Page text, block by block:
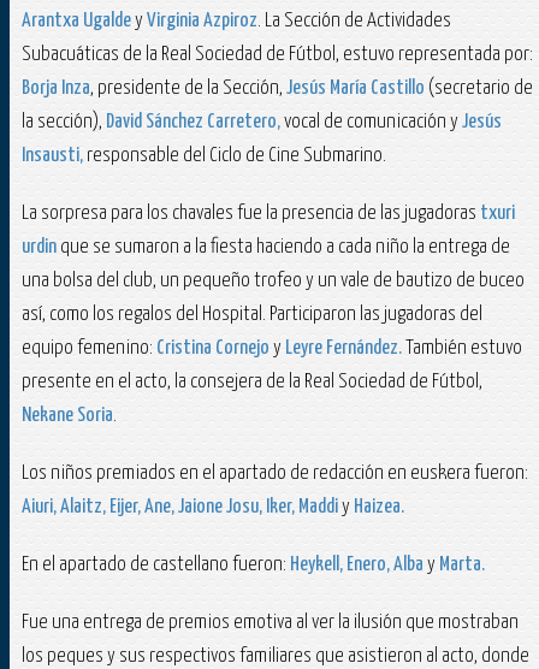
Arantxa Ugaldey Virginia Azpiroz. La Sec­ción de Actividades
Subacuáticas de la Real Sociedad de Fútbol, estuvo representada por:
Borja Inza, presidente de la Sección, Jesús María Castillo (secretario de
la sección), David Sánchez Carretero,vocal de comunicación yJesús
Insausti, responsable del Ciclo de Cine Submarino.
La sorpresa para los chavales fue la presencia de las jugadoras txuri
urdin que se sumaron a la fiesta haciendo a cada niño la entrega de
una bolsa del club, un pequeño trofeo y un vale de bautizo de buceo
así, como los regalos del Hospital. Participaron las jugadoras del
equipo femenino: Cristina Cornejo y Leyre Fernández. También estuvo
presente en el acto, la consejera de la Real Sociedad de Fútbol,
Nekane Soria.
Los niños premiados en el apartado de redacción en euskera fueron:
Aiuri, Alaitz, Eijer, Ane, Jaione Josu, Iker, Maddiy Haizea.
En el apartado de castellano fueron: Heykell, Enero, Alba y Marta.
Fue una entrega de premios emotiva al ver la ilusión que mostraban
los peques y sus respectivos familiares que asistieron al acto, donde